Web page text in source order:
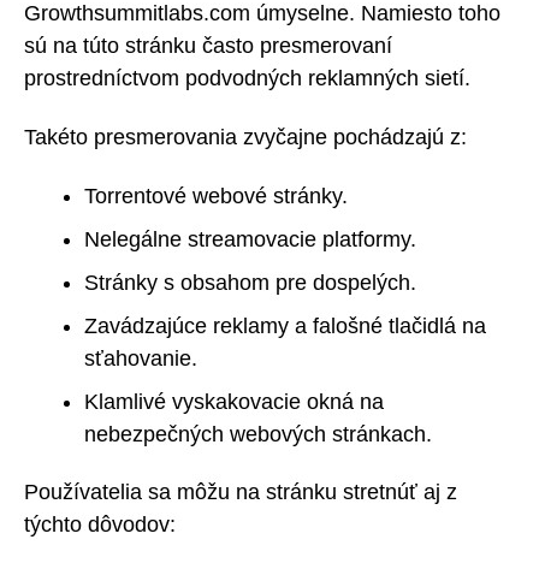
Growthsummitlabs.com úmyselne. Namiesto toho
sú na túto stránku často presmerovaní
prostredníctvom podvodných reklamných sietí.
Takéto presmerovania zvyčajne pochádzajú z:
Torrentové webové stránky.
Nelegálne streamovacie platformy.
Stránky s obsahom pre dospelých.
Zavádzajúce reklamy a falošné tlačidlá na
sťahovanie.
Klamlivé vyskakovacie okná na
nebezpečných webových stránkach.
Používatelia sa môžu na stránku stretnúť aj z
týchto dôvodov: